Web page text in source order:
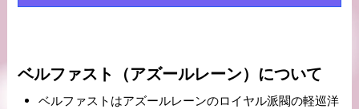
ベルファスト（アズールレーン）について
ベルファストはアズールレーンのロイヤル派閥の軽巡洋